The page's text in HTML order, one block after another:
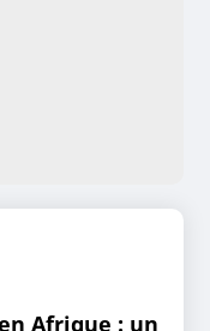
Afrique : un